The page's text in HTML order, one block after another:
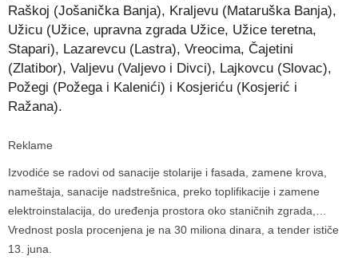
Raškoj (Jošanička Banja), Kraljevu (Mataruška Banja),
Užicu (Užice, upravna zgrada Užice, Užice teretna,
Stapari), Lazarevcu (Lastra), Vreocima, Čajetini
(Zlatibor), Valjevu (Valjevo i Divci), Lajkovcu (Slovac),
Požegi (Požega i Kalenići) i Kosjeriću (Kosjerić i
Ražana).
Reklame
Izvodiće se radovi od sanacije stolarije i fasada, zamene krova,
nameštaja, sanacije nadstrešnica, preko toplifikacije i zamene
elektroinstalacija, do uređenja prostora oko staničnih zgrada,…
Vrednost posla procenjena je na 30 miliona dinara, a tender ističe
13. juna.